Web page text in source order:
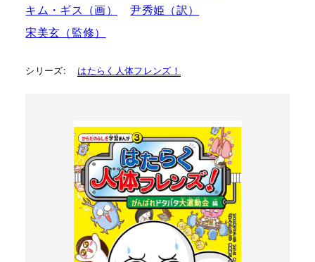
キム・ギス（画）
尹秀姫（訳）
宋美玄（監修）
シリーズ: はたらく人体フレンズ！